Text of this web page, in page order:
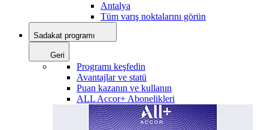
Antalya
Tüm varış noktalarını görün
Sadakat programı
Geri
Programı keşfedin
Avantajlar ve statü
Puan kazanın ve kullanın
ALL Accor+ Abonelikleri